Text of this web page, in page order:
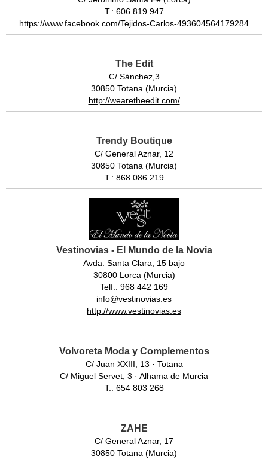
T.: 606 819 947
https://www.facebook.com/Tejidos-Carlos-493604564179284
The Edit
C/ Sánchez,3
30850 Totana (Murcia)
http://wearetheedit.com/
Trendy Boutique
C/ General Aznar, 12
30850 Totana (Murcia)
T.: 868 086 219
Vestinovias - El Mundo de la Novia
Avda. Santa Clara, 15 bajo
30800 Lorca (Murcia)
Telf.: 968 442 169
info@vestinovias.es
http://www.vestinovias.es
Volvoreta Moda y Complementos
C/ Juan XXIII, 13 · Totana
C/ Miguel Servet, 3 · Alhama de Murcia
T.: 654 803 268
ZAHE
C/ General Aznar, 17
30850 Totana (Murcia)